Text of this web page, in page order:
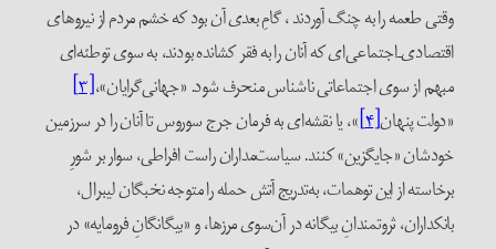
وقتی طعمه را به چنگ آوردند ، گامِ بعدی آن بود که خشم مردم از نیروهای
اقتصادی‌ـ‌اجتماعی‌ای که آنان را به فقر کشانده بودند، به سوی توطئه‌ای
مبهم از سوی اجتماعاتی ناشناس منحرف شود. «جهانی‌گرایان»،[۳]
«دولت پنهان[۴] »، یا نقشه‌ای به فرمان جرج سوروس تا آنان را در سرزمین
خودشان «جایگزین» کنند. سیاست‌مداران راست افراطی، سوار بر شورِ
برخاسته از این توهمات، به‌تدریج آتش حمله را متوجه نخبگان لیبرال،
بانکداران، ثروتمندانِ بیگانه در آن‌سوی مرزها، و «بیگانگانِ فرومایه» در